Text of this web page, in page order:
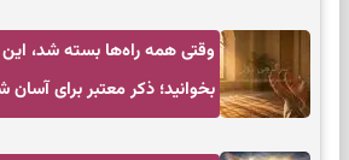
وقتی همه راه‌ها بسته شد،
بخوانید؛ ذکر معتبر برای